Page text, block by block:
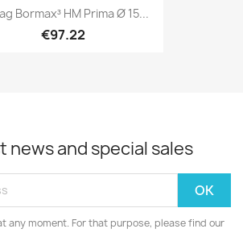
Bormax³ HM Prima Ø 15...
€97.22
news and special sales
any moment. For that purpose, please find our